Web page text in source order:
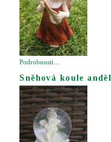
Podrobnosti…
Sněhová koule anděl